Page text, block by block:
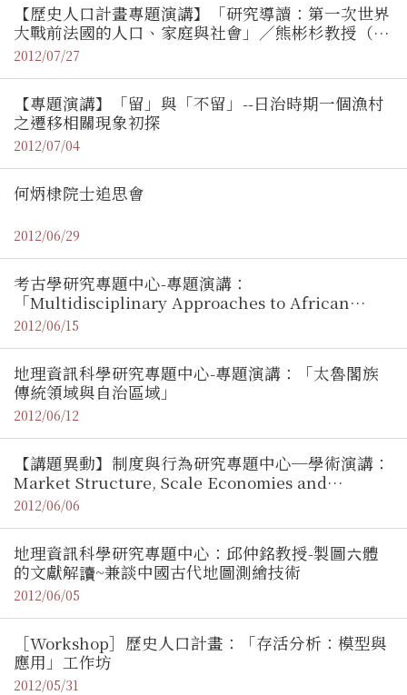
【歷史人口計畫專題演講】「研究導讀：第一次世界
大戰前法國的人口、家庭與社會」／熊彬杉教授（長
榮大學）
2012/07/27
【專題演講】「留」與「不留」--日治時期一個漁村
之遷移相關現象初探
2012/07/04
何炳棣院士追思會
2012/06/29
考古學研究專題中心-專題演講：
「Multidisciplinary Approaches to African
Diaspora Studies」 ／Christopher C. Fennell
2012/06/15
地理資訊科學研究專題中心-專題演講：「太魯閣族
傳統領域與自治區域」
2012/06/12
【講題異動】制度與行為研究專題中心─學術演講：
Market Structure, Scale Economies and
Industry Performance/ Dr. Rabah Amir (Eller
Professor of Economics, University of Arizona)
2012/06/06
地理資訊科學研究專題中心：邱仲銘教授-製圖六體
的文獻解讀~兼談中國古代地圖測繪技術
2012/06/05
［Workshop］歷史人口計畫：「存活分析：模型與
應用」工作坊
2012/05/31